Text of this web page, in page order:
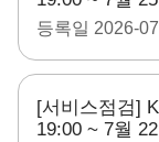
등록일 2026-
[서비스점검]
19:00 ~ 7월